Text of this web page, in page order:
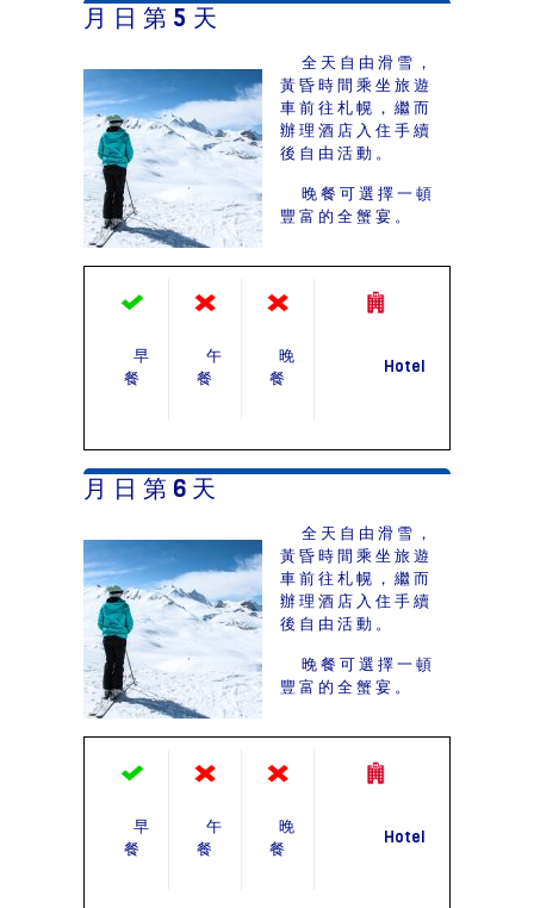
月 日 第 5 天
全天自由滑雪，
黃昏時間乘坐旅遊
車前往札幌，繼而
辦理酒店入住手續
後自由活動。
晚餐可選擇一頓
豐富的全蟹宴。
早
餐
午
餐
晚
餐
Hotel
月 日 第 6 天
全天自由滑雪，
黃昏時間乘坐旅遊
車前往札幌，繼而
辦理酒店入住手續
後自由活動。
晚餐可選擇一頓
豐富的全蟹宴。
早
餐
午
餐
晚
餐
Hotel